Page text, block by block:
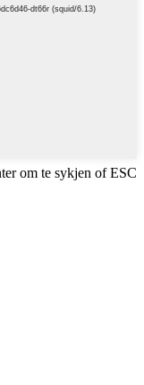
om te sykjen of ESC